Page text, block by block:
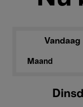
Vandaag
Maand